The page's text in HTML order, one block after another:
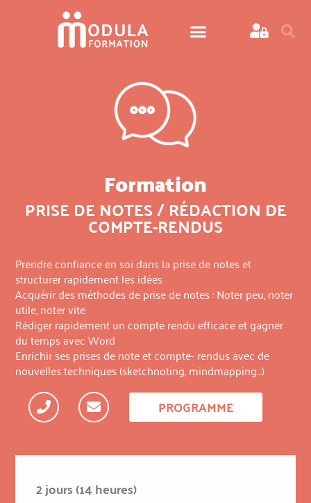
Formation
PRISE DE NOTES / RÉDACTION DE
COMPTE-RENDUS
Prendre confiance en soi dans la prise de notes et
structurer rapidement les idées
Acquérir des méthodes de prise de notes : Noter peu, noter
utile, noter vite
Rédiger rapidement un compte rendu efficace et gagner
du temps avec Word
Enrichir ses prises de note et compte- rendus avec de
nouvelles techniques (sketchnoting, mindmapping…)
PROGRAMME
2 jours (14 heures)